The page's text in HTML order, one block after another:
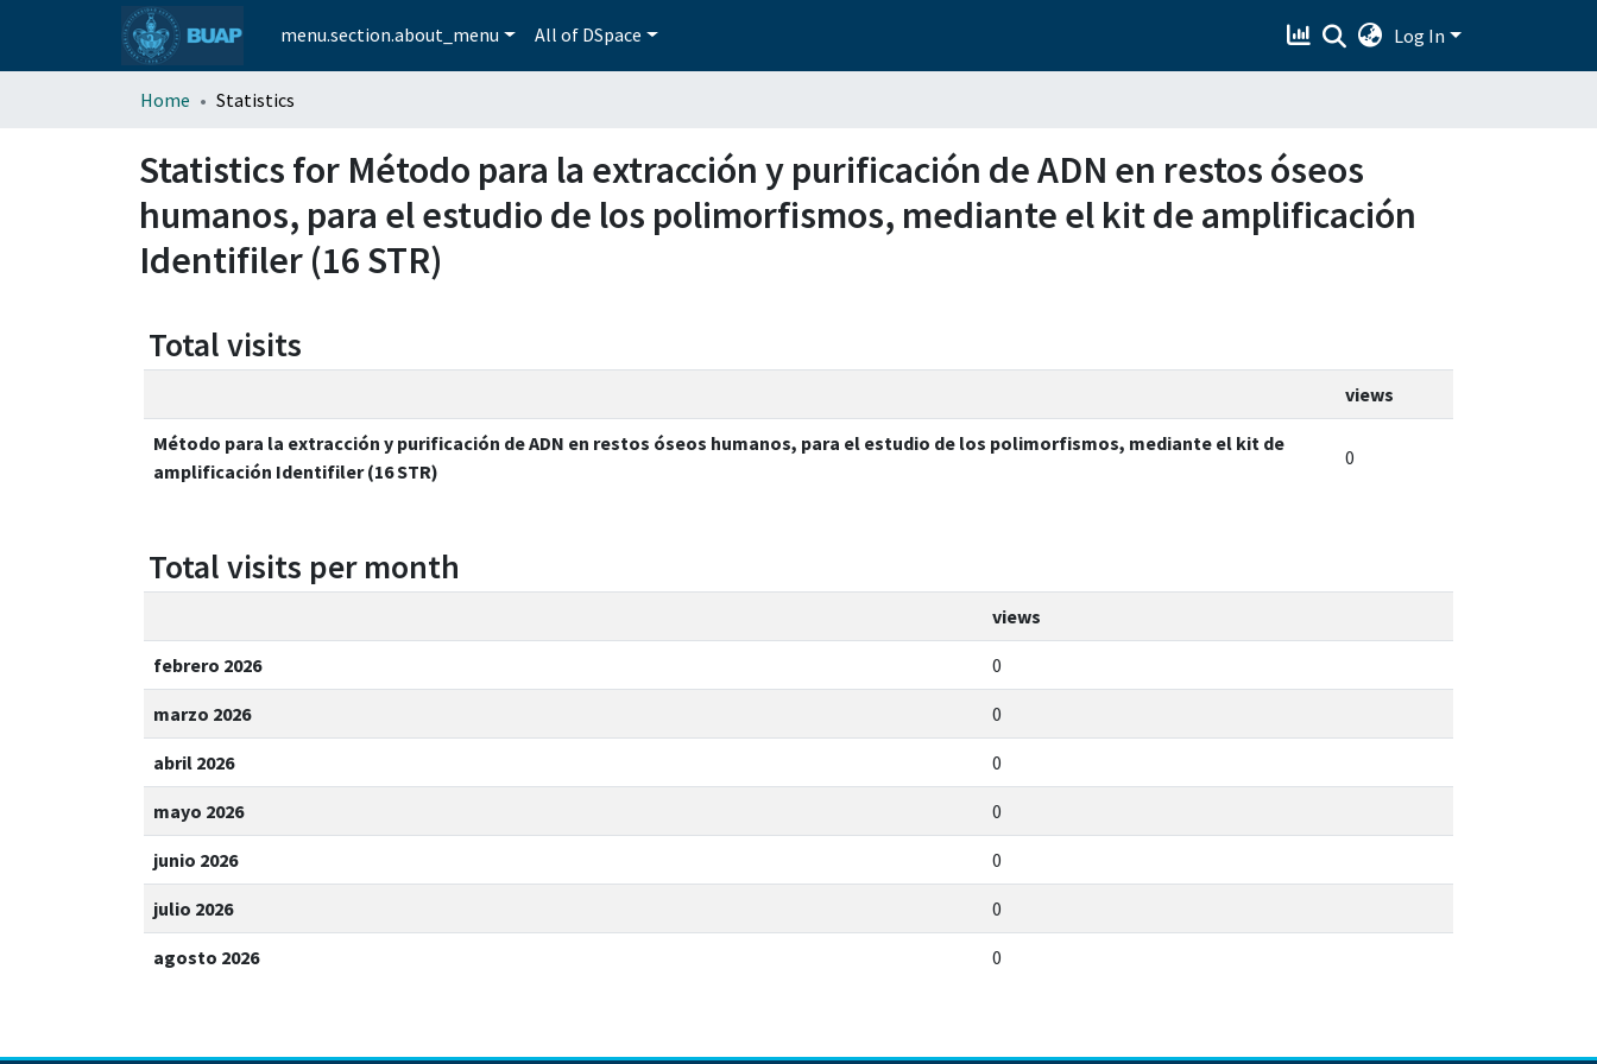
menu.section.about_menu All of DSpace Log In
Home Statistics
Statistics for Método para la extracción y purificación de ADN en restos óseos
humanos, para el estudio de los polimorfismos, mediante el kit de amplificación
Identifiler (16 STR)
Total visits
views
Método para la extracción y purificación de ADN en restos óseos humanos, para el estudio de los polimorfismos, mediante el kit de
amplificación Identifiler (16 STR)
0
Total visits per month
views
febrero 2026 0
marzo 2026 0
abril 2026 0
mayo 2026 0
junio 2026 0
julio 2026 0
agosto 2026 0